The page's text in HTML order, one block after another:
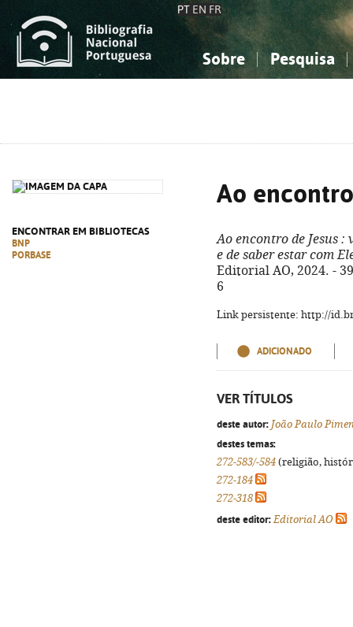
PT EN FR
Sobre Pesquisa
ENCONTRAR EM BIBLIOTECAS
BNP
PORBASE
Ao
Ao encontro de Jesus :
e de saber estar com
Editorial AO, 2024. -
6
Link persistente: http://
ADICIONADO
VER TÍTULOS
deste autor: João Paulo
destes temas:
272-583/-584 (religião,
272-184
272-318
deste editor: Editorial AO